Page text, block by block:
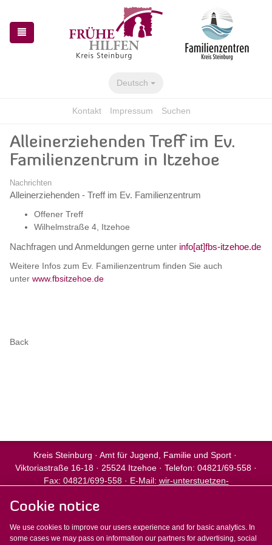
springen
springen
Deutsch
Kontakt Impressum Suchen
Alleinerziehenden Treff im Ev.
Familienzentrum in Itzehoe
Nachrichten
Alleinerziehenden - Treff im Ev. Familienzentrum
Offener Treff
Wilhelmstraße 4, Itzehoe
Nachfragen und Anmeldungen gerne unter info[at]fbs-itzehoe.de
Weitere Infos zum Ev. Familienzentrum finden Sie auch
unter www.fbsitzehoe.de
Back
Kreis Steinburg · Amt für Jugend, Familie und Sport ·
Viktoriastraße 16-18 · 25524 Itzehoe · Telefon: 04821/69-558 ·
Fax: 04821/699-558 · E-Mail: wir-unterstuetzen-
Cookie notice
We use cookies to improve our users experience and for basic analytics. In
some cases we may pass on information our partners for advertising, social